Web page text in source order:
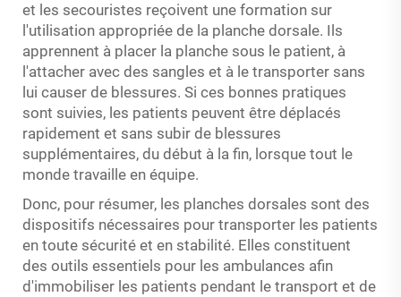
et les secouristes reçoivent une formation sur
l'utilisation appropriée de la planche dorsale. Ils
apprennent à placer la planche sous le patient, à
l'attacher avec des sangles et à le transporter sans
lui causer de blessures. Si ces bonnes pratiques
sont suivies, les patients peuvent être déplacés
rapidement et sans subir de blessures
supplémentaires, du début à la fin, lorsque tout le
monde travaille en équipe.
Donc, pour résumer, les planches dorsales sont des
dispositifs nécessaires pour transporter les patients
en toute sécurité et en stabilité. Elles constituent
des outils essentiels pour les ambulances afin
d'immobiliser les patients pendant le transport et de